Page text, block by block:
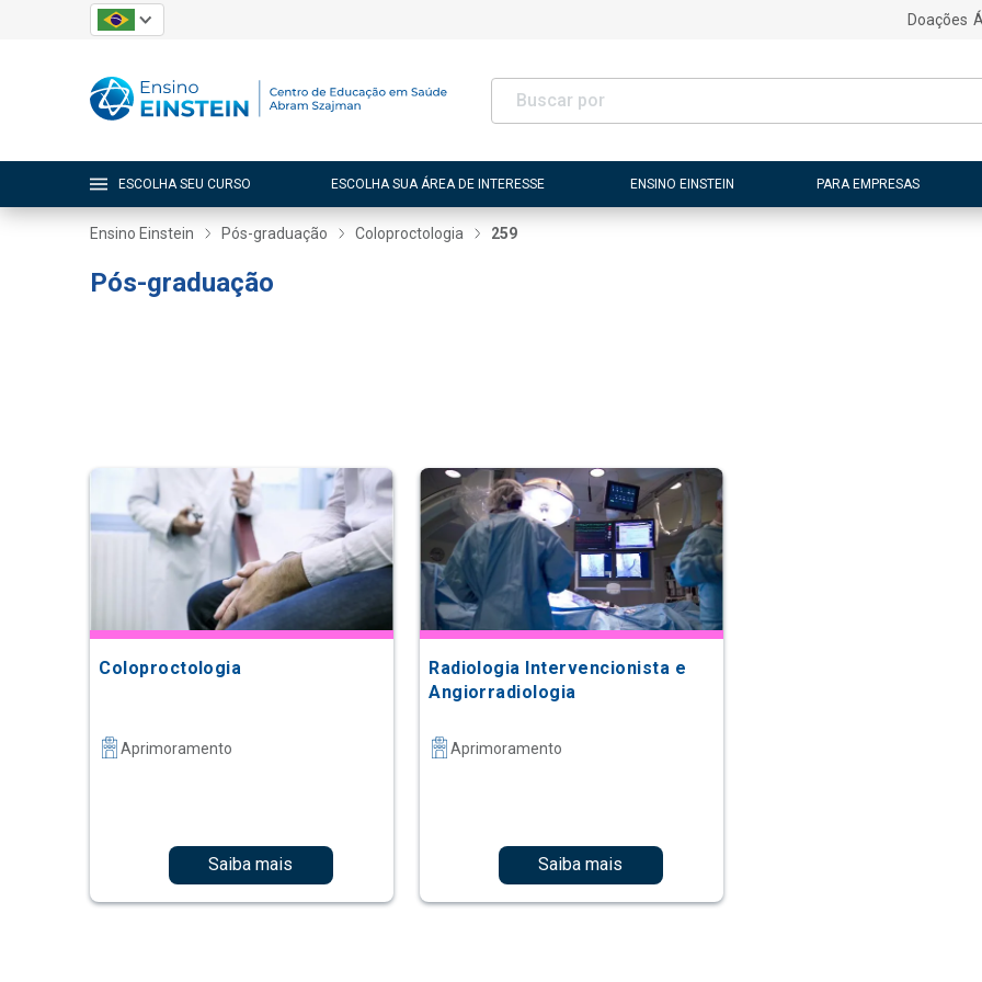
Doações
ESCOLHA SEU CURSO ESCOLHA SUA ÁREA DE INTERESSE ENSINO EINSTEIN PARA EMPRESAS
Ensino Einstein Pós-graduação Coloproctologia 259
Pós-graduação
Coloproctologia
Aprimoramento
Saiba mais
Radiologia Intervencionista e
Angiorradiologia
Aprimoramento
Saiba mais